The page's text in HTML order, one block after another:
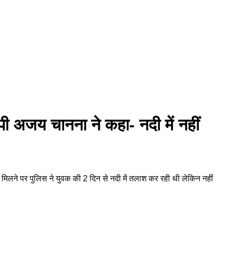
अजय चानना ने कहा- नदी में नहीं
मिलने पर पुलिस ने युवक की 2 दिन से नदी में तलाश कर रही थी लेकिन नहीं